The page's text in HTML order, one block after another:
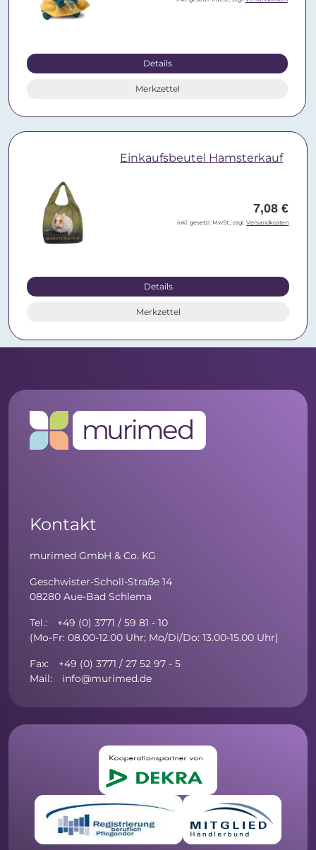
Details
Merkzettel
Einkaufsbeutel Hamsterkauf
7,08 €
inkl. gesetzl. MwSt., zzgl.Versandkosten
Details
Merkzettel
Kontakt
murimed GmbH & Co. KG
Geschwister-Scholl-Straße 14
08280 Aue-Bad Schlema
Tel.: +49 (0) 3771 / 59 81 - 10
(Mo-Fr: 08.00-12.00 Uhr; Mo/Di/Do: 13.00-15.00 Uhr)
Fax: +49 (0) 3771 / 27 52 97 - 5
Mail: info@murimed.de